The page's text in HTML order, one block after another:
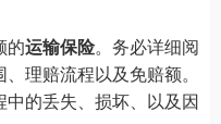
的运输保险。务必详细阅
理赔流程以及免赔额。
的丢失、损坏、以及因